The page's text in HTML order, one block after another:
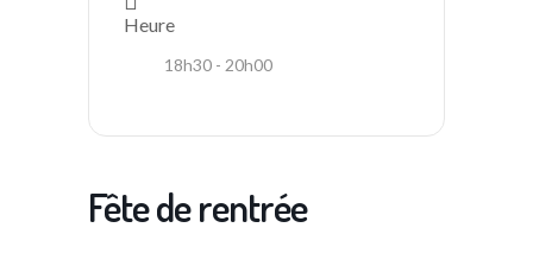
Heure
18h30 - 20h00
Fête de rentrée